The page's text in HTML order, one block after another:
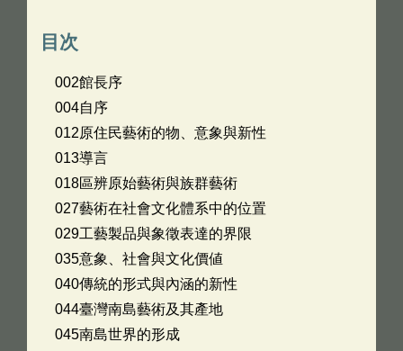
目次
002館長序
004自序
012原住民藝術的物、意象與新性
013導言
018區辨原始藝術與族群藝術
027藝術在社會文化體系中的位置
029工藝製品與象徵表達的界限
035意象、社會與文化價値
040傳統的形式與內涵的新性
044臺灣南島藝術及其產地
045南島世界的形成